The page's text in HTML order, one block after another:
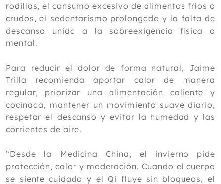
rodillas, el consumo excesivo de alimentos fríos o
crudos, el sedentarismo prolongado y la falta de
descanso unida a la sobreexigencia física o
mental.
Para reducir el dolor de forma natural, Jaime
Trilla recomienda aportar calor de manera
regular, priorizar una alimentación caliente y
cocinada, mantener un movimiento suave diario,
respetar el descanso y evitar la humedad y las
corrientes de aire.
“Desde la Medicina China, el invierno pide
protección, calor y moderación. Cuando el cuerpo
se siente cuidado y el Qi fluye sin bloqueos, el